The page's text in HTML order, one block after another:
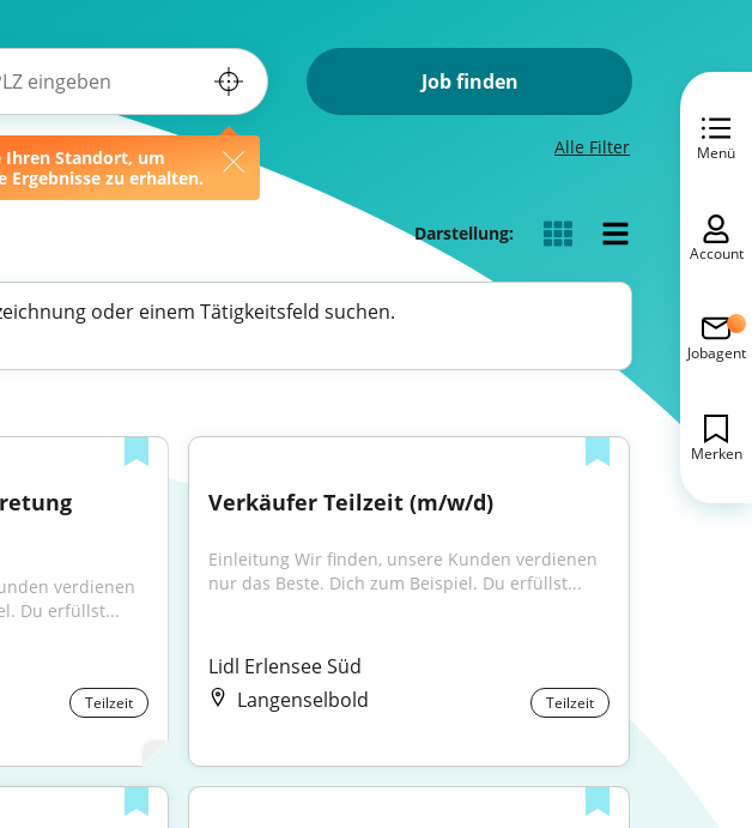
Ihren Standort, um
Ergebnisse zu erhalten.
Job finden
Alle Filter
Darstellung:
oder einem Tätigkeitsfeld suchen.
verdienen
Du erfüllst...
Teilzeit
Verkäufer Teilzeit (m/w/d)
Einleitung Wir finden, unsere Kunden verdienen
nur das Beste. Dich zum Beispiel. Du erfüllst...
Lidl Erlensee Süd
Langenselbold
Teilzeit
Menü
Account
Jobagent
Merken